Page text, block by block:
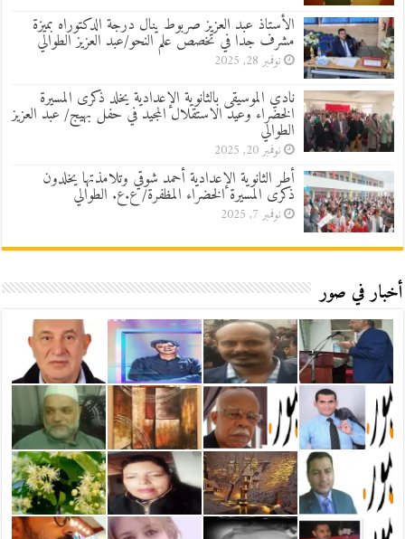
الأستاذ عبد العزيز صربوط ينال درجة الدكتوراه بميزة
مشرف جدا في تخصص علم النحو/عبد العزيز الطوالي
نوفمبر 28, 2025
نادي الموسيقى بالثانوية الإعدادية يخلد ذكرى المسيرة
الخضراء وعيد الاستقلال المجيد في حفل بهيج/ عبد العزيز
الطوالي
نوفمبر 20, 2025
أطر الثانوية الإعدادية أحمد شوقي وتلامذتها يخلدون
ذكرى المسيرة الخضراء المظفرة/ ع.ع. الطوالي
نوفمبر 7, 2025
أخبار في صور